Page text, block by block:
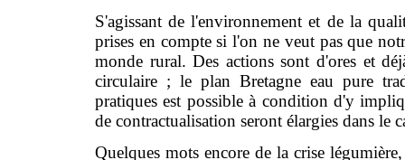
S'agissant de l'environnement et de la
prises en compte si l'on ne veut pas que
monde rural. Des actions sont d'ores et
circulaire ; le plan Bretagne eau pure
pratiques est possible à condition d'y
de contractualisation seront élargies dans le
Quelques mots encore de la crise